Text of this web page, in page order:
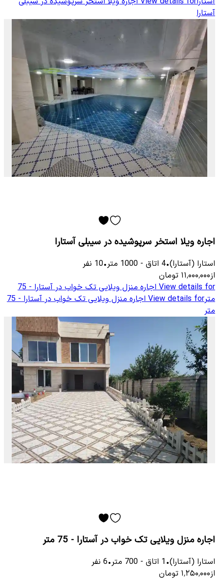
آستارا
اجاره ویلا استخر سرپوشیده در سیبلی آستارا
استارا (آستارا)•
4 اتاق -
1000 متر•
10 نفر
از۱۱٬۰۰۰٬۰۰۰ تومان
View details for
اجاره منزل ویلایی تک خواب در آستارا - 75
مترView details for
اجاره منزل ویلایی تک خواب در آستارا - 75
متر
اجاره منزل ویلایی تک خواب در آستارا - 75 متر
استارا (آستارا)•
1 اتاق -
700 متر•
6 نفر
از۱٬۲۵۰٬۰۰۰ تومان